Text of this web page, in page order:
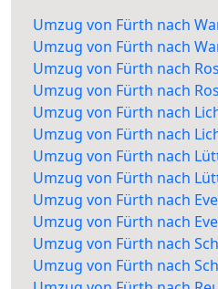
Umzug von Fürth nach
Umzug von Fürth nach
Umzug von Fürth nach
Umzug von Fürth nach
Umzug von Fürth nach
Umzug von Fürth nach
Umzug von Fürth nach
Umzug von Fürth nach
Umzug von Fürth nach
Umzug von Fürth nach
Umzug von Fürth nach
Umzug von Fürth nach